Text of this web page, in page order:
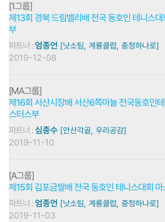
[1그룹]
제13회 경북 드림밸리배 전국 동호인 테니스
부
파트너 :엄종언 [낫소팀, 계룡클럽, 충청하나로]
2019-12-08
[MA그룹]
제16회 서산시장배 서산6쪽마늘 전국동호인
스터스부
파트너 :심종수 [안산각골, 우리공감]
2019-11-10
[A그룹]
제15회 김포금쌀배 전국 동호인 테니스대회
파트너 :엄종언 [낫소팀, 계룡클럽, 충청하나로]
2019-11-03